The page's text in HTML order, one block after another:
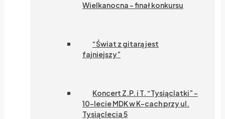
Wielkanocna – finał konkursu
“Świat z gitarą jest
fajniejszy”
Koncert Z.P. i T. “Tysiąclatki” –
10-lecie MDK w K-cach przy ul.
Tysiąclecia 5